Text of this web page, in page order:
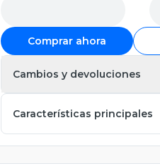
Comprar ahora
Cambios y devoluciones
Características principales